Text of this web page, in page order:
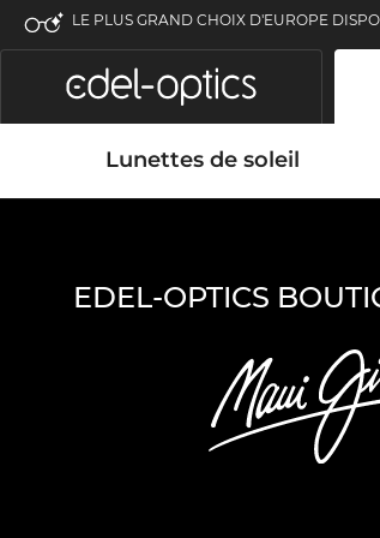
LE PLUS GRAND CHOIX D'EUROPE
Lunettes de soleil
EDEL-OPTICS